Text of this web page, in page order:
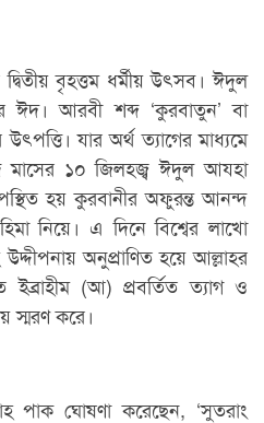
বৃহত্তম ধর্মীয় উৎসব। ঈদুল
আরবী শব্দ ‘কুরবাতুন’ বা
যার অর্থ ত্যাগের মাধ্যমে
মাসের ১০ জিলহজ্ব ঈদুল আযহা
হয় কুরবানীর অফুরন্ত আনন্দ
নিয়ে। এ দিনে বিশ্বের লাখো
অনুপ্রাণিত হয়ে আল্লাহর
(আ) প্রবর্তিত ত্যাগ ও
স্মরণ করে।
পাক ঘোষণা করেছেন, ‘সুতরাং